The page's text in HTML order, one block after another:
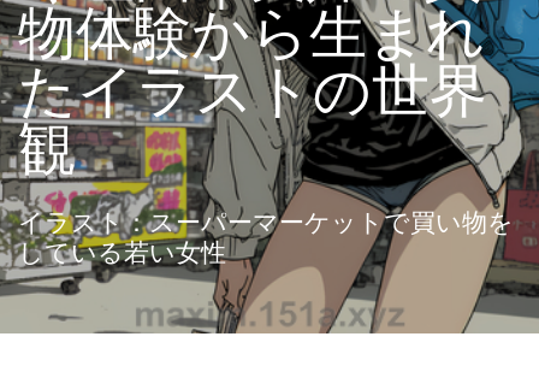
物体験から生まれ
たイラストの世界
観
イラスト：スーパーマーケットで買い物を
している若い女性